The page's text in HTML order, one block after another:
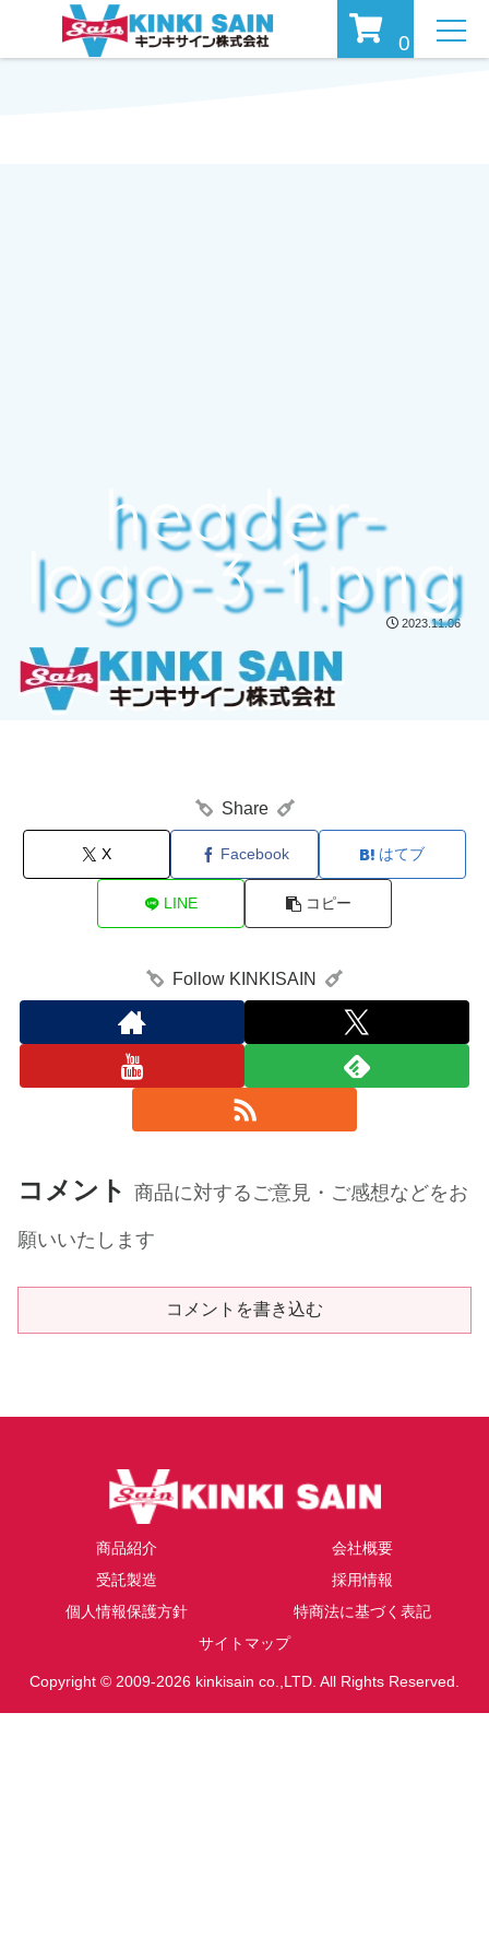
header-
logo-3-1.png
2023.11.06
Share
X Facebook はてブ
LINE コピー
Follow KINKISAIN
コメント 商品に対するご意見・ご感想などをお
願いいたします
コメントを書き込む
商品紹介
会社概要
受託製造
採用情報
個人情報保護方針
特商法に基づく表記
サイトマップ
Copyright © 2009-2026 kinkisain co.,LTD. All Rights Reserved.
0